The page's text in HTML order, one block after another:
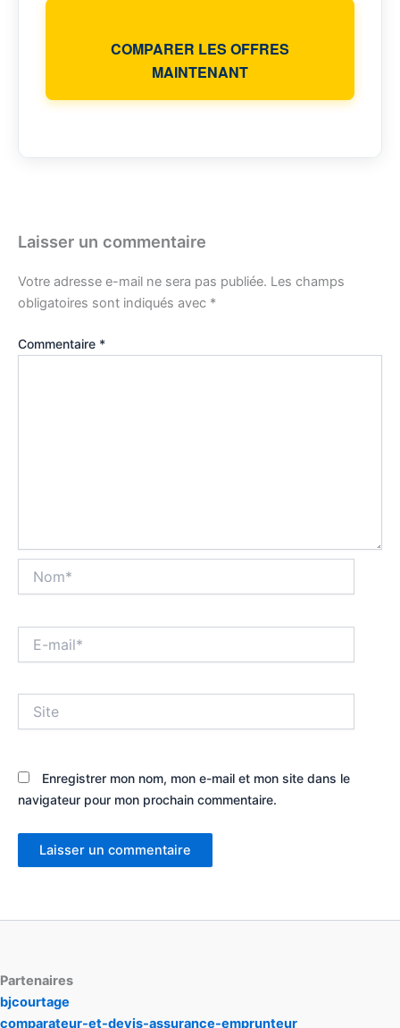
COMPARER LES OFFRES
MAINTENANT
Laisser un commentaire
Votre adresse e-mail ne sera pas publiée. Les champs
obligatoires sont indiqués avec *
Commentaire *
mail*
Enregistrer mon nom, mon e-mail et mon site dans le
navigateur pour mon prochain commentaire.
Partenaires
bjcourtage
comparateur-et-devis-assurance-emprunteur